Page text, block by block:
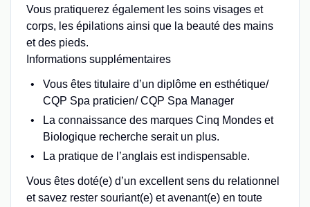
Vous pratiquerez également les soins visages et
corps, les épilations ainsi que la beauté des mains
et des pieds.
Informations supplémentaires
Vous êtes titulaire d’un diplôme en esthétique/
CQP Spa praticien/ CQP Spa Manager
La connaissance des marques Cinq Mondes et
Biologique recherche serait un plus.
La pratique de l’anglais est indispensable.
Vous êtes doté(e) d’un excellent sens du relationnel
et savez rester souriant(e) et avenant(e) en toute